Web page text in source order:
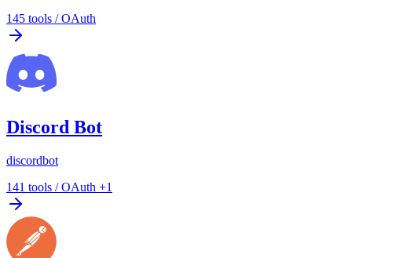
145 tools / OAuth
Discord Bot
discordbot
141 tools / OAuth +1